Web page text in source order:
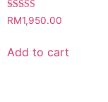
Rated
4.00
RM1,950.00
Add to cart